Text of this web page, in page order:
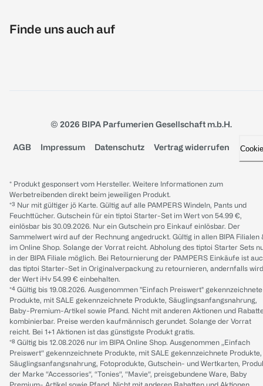
Finde uns auch auf
© 2026 BIPA Parfumerien Gesellschaft m.b.H.
AGB Impressum Datenschutz Vertrag widerrufen
* Produkt gesponsert vom Hersteller. Weitere Informationen zum
Werbetreibenden direkt beim jeweiligen Produkt.
*³ Nur mit gültiger jö Karte. Gültig auf alle PAMPERS Windeln, Pants und
Feuchttücher. Gutschein für ein tiptoi Starter-Set im Wert von 54.99 €,
einlösbar bis 30.09.2026. Nur ein Gutschein pro Einkauf einlösbar. Der
Sammelwert wird auf der Rechnung angedruckt. Gültig in allen BIPA Filialen
im Online Shop. Solange der Vorrat reicht. Abholung des tiptoi Starter Sets
in der BIPA Filiale möglich. Bei Retournierung der PAMPERS Einkäufe ist
das tiptoi Starter-Set in Originalverpackung zu retournieren, andernfalls wird
der Wert iHv 54.99 € einbehalten.
*⁴ Gültig bis 19.08.2026. Ausgenommen "Einfach Preiswert" gekennzeichnete
Produkte, mit SALE gekennzeichnete Produkte, Säuglingsanfangsnahrung,
Baby-Premium-Artikel sowie Pfand. Nicht mit anderen Aktionen und
kombinierbar. Preise werden kaufmännisch gerundet. Solange der Vorrat
reicht. Bei 1+1 Aktionen ist das günstigste Produkt gratis.
*⁸ Gültig bis 12.08.2026 nur im BIPA Online Shop. Ausgenommen „Einfach
Preiswert“ gekennzeichnete Produkte, mit SALE gekennzeichnete Produkte,
Säuglingsanfangsnahrung, Fotoprodukte, Gutschein- und Wertkarten,
der Marke “Accessories“, “Tonies“, “Mavie“, preisgebundene Ware, Baby
Premium- Artikel sowie Pfand. Nicht mit anderen Rabatten und Aktionen